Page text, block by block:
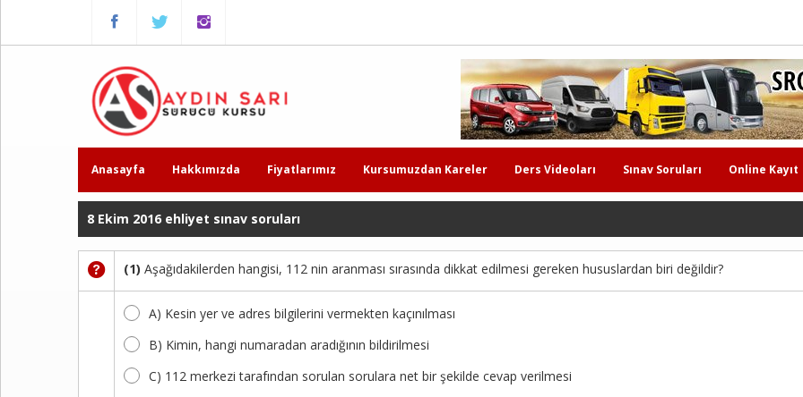
Anasayfa Hakkımızda Fiyatlarımız Kursumuzdan Kareler Ders Videoları Sınav Soruları Online Kayıt
8 Ekim 2016 ehliyet sınav soruları
(1) Aşağıdakilerden hangisi, 112 nin aranması sırasında dikkat edilmesi gereken hususlardan biri değildir?
A) Kesin yer ve adres bilgilerini vermekten kaçınılması
B) Kimin, hangi numaradan aradığının bildirilmesi
C) 112 merkezi tarafından sorulan sorulara net bir şekilde cevap verilmesi
Hakkımızda
Fiyatlarımız
Kursumuzdan
Kareler
Videoları